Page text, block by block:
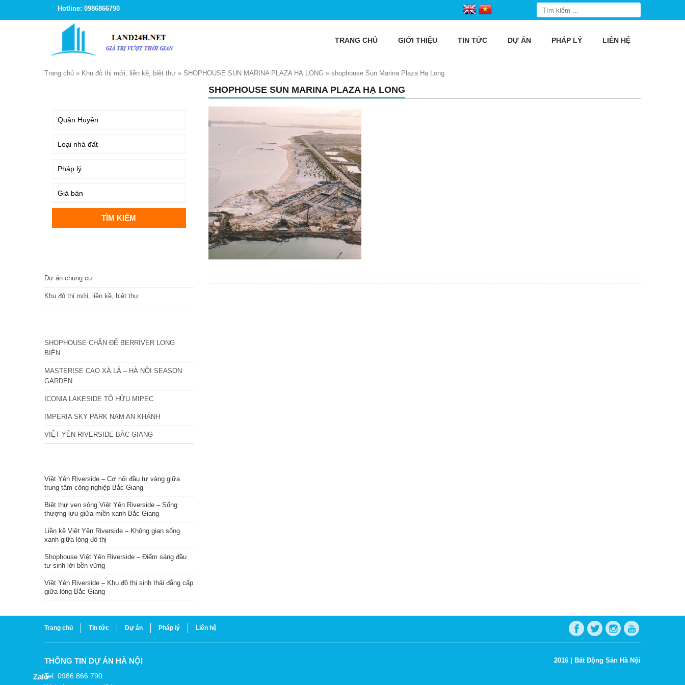
Hotline: 0986866790
TRANG CHỦ GIỚI THIỆU TIN TỨC DỰ ÁN PHÁP LÝ LIÊN HỆ
Trang chủ » Khu đô thị mới, liền kề, biệt thự » SHOPHOUSE SUN MARINA PLAZA HẠ LONG » shophouse Sun Marina Plaza Hạ Long
SHOPHOUSE SUN MARINA PLAZA HẠ LONG
Dự án chung cư
Khu đô thị mới, liền kề, biệt thự
SHOPHOUSE CHÂN ĐẾ BERRIVER LONG
BIÊN
MASTERISE CAO XÀ LÁ – HÀ NỘI SEASON
GARDEN
ICONIA LAKESIDE TỐ HỮU MIPEC
IMPERIA SKY PARK NAM AN KHÁNH
VIỆT YÊN RIVERSIDE BẮC GIANG
Việt Yên Riverside – Cơ hội đầu tư vàng giữa
trung tâm công nghiệp Bắc Giang
Biệt thự ven sông Việt Yên Riverside – Sống
thượng lưu giữa miền xanh Bắc Giang
Liền kề Việt Yên Riverside – Không gian sống
xanh giữa lòng đô thị
Shophouse Việt Yên Riverside – Điểm sáng đầu
tư sinh lời bền vững
Việt Yên Riverside – Khu đô thị sinh thái đẳng cấp
giữa lòng Bắc Giang
Trang chủ Tin tức Dự án Pháp lý Liên hệ
THÔNG TIN DỰ ÁN HÀ NỘI
Tel: 0986 866 790
2016 | Bất Động Sản Hà Nội
Zalo